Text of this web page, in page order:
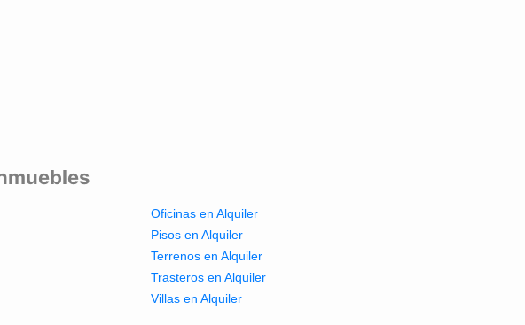
Oficinas en Alquiler
Pisos en Alquiler
Terrenos en Alquiler
Trasteros en Alquiler
Villas en Alquiler